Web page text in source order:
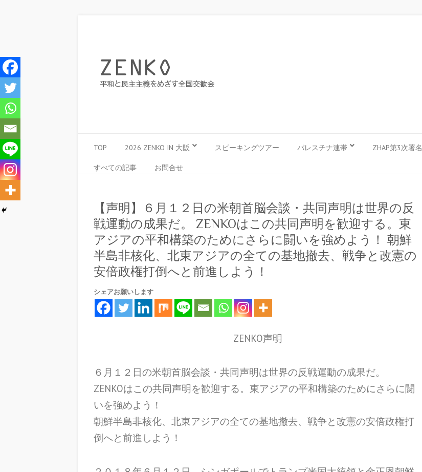
TOP 2026 ZENKO IN 大阪 スピーキングツアー パレスチナ連帯 ZHAP第3次署名
すべての記事 お問合せ
【声明】６月１２日の米朝首脳会談・共同声明は世界の反
戦運動の成果だ。 ZENKOはこの共同声明を歓迎する。東
アジアの平和構築のためにさらに闘いを強めよう！ 朝鮮
半島非核化、北東アジアの全ての基地撤去、戦争と改憲の
安倍政権打倒へと前進しよう！
シェアお願いします
ZENKO声明
６月１２日の米朝首脳会談・共同声明は世界の反戦運動の成果だ。
ZENKOはこの共同声明を歓迎する。東アジアの平和構築のためにさらに闘
いを強めよう！
朝鮮半島非核化、北東アジアの全ての基地撤去、戦争と改憲の安倍政権打
倒へと前進しよう！